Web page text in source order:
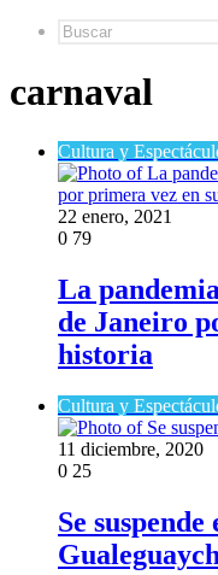
carnaval
Cultura y
22 enero, 2021
0 79
La
de Janeiro
historia
Cultura y
11 diciembre, 2020
0 25
Se